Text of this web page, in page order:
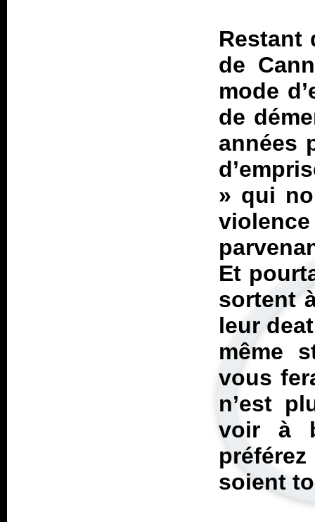
Restant
de
mode
de
années
» qui
Et
sortent
leur
même
vous
n’est
voir à
soient